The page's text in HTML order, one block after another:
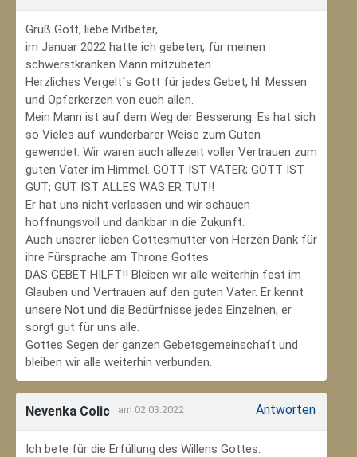
Grüß Gott, liebe Mitbeter,
im Januar 2022 hatte ich gebeten, für meinen
schwerstkranken Mann mitzubeten.
Herzliches Vergelt´s Gott für jedes Gebet, hl. Messen
und Opferkerzen von euch allen.
Mein Mann ist auf dem Weg der Besserung. Es hat sich
so Vieles auf wunderbarer Weise zum Guten
gewendet. Wir waren auch allezeit voller Vertrauen zum
guten Vater im Himmel. GOTT IST VATER; GOTT IST
GUT; GUT IST ALLES WAS ER TUT!!
Er hat uns nicht verlassen und wir schauen
hoffnungsvoll und dankbar in die Zukunft.
Auch unserer lieben Gottesmutter von Herzen Dank für
ihre Fürsprache am Throne Gottes.
DAS GEBET HILFT!! Bleiben wir alle weiterhin fest im
Glauben und Vertrauen auf den guten Vater. Er kennt
unsere Not und die Bedürfnisse jedes Einzelnen, er
sorgt gut für uns alle.
Gottes Segen der ganzen Gebetsgemeinschaft und
bleiben wir alle weiterhin verbunden.
Nevenka Colic am 02.03.2022 Antworten
Ich bete für die Erfüllung des Willens Gottes.